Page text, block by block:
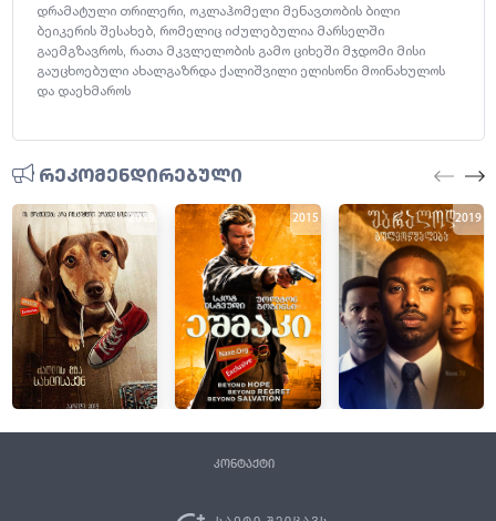
დრამატული თრილერი, ოკლაჰომელი მენავთობის ბილი
ბეიკერის შესახებ, რომელიც იძულებულია მარსელში
გაემგზავროს, რათა მკვლელობის გამო ციხეში მჯდომი მისი
გაუცხოებული ახალგაზრდა ქალიშვილი ელისონი მოინახულოს
და დაეხმაროს
რეკომენდირებული
2019 2015 2019
კონტაქტი